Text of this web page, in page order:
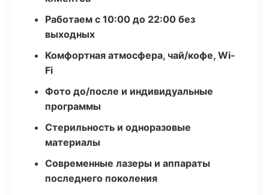
Работаем с 10:00 до 22:00 без
выходных
Комфортная атмосфера, чай/кофе, Wi-
Fi
Фото до/после и индивидуальные
программы
Стерильность и одноразовые
материалы
Современные лазеры и аппараты
последнего поколения